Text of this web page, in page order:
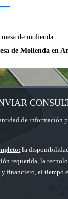
de Molienda en
de información
la
requerida, la
y financiero, el tiempo